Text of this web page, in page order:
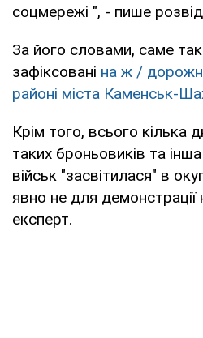
соцмережі ", - пише
За його словами, саме
зафіксовані на ж /
районі міста Каменськ-
Крім того, всього кілька
таких броньовиків та інша
військ "засвітилася" в
явно не для
експерт.